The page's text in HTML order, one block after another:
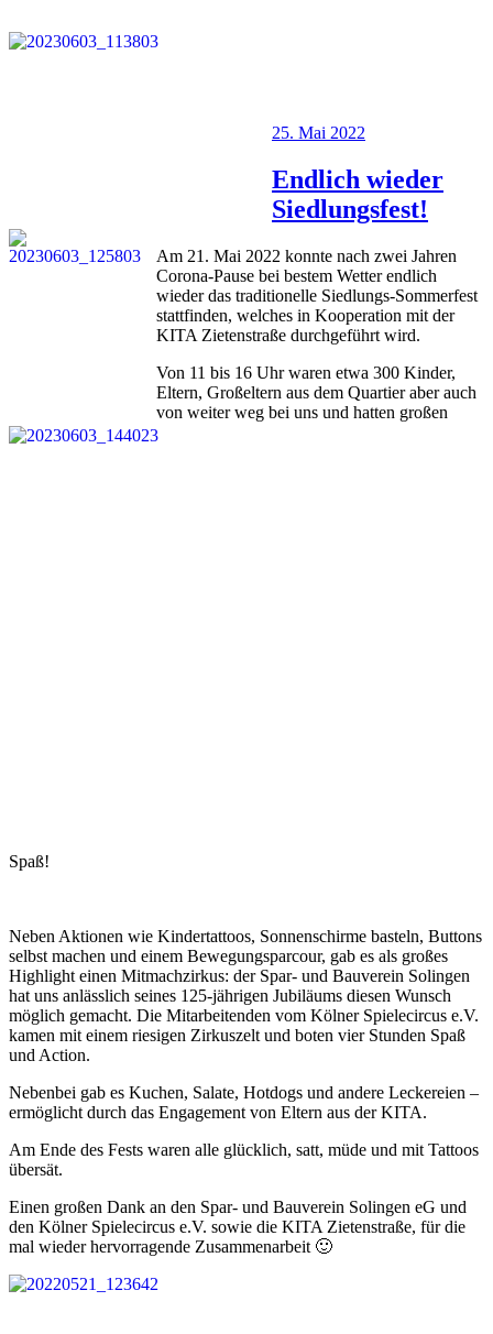
Veröffentlicht
25. Mai 2022
Endlich wieder
Siedlungsfest!
Am 21. Mai 2022 konnte nach zwei Jahren
Corona-Pause bei bestem Wetter endlich
wieder das traditionelle Siedlungs-Sommerfest
stattfinden, welches in Kooperation mit der
KITA Zietenstraße durchgeführt wird.
Von 11 bis 16 Uhr waren etwa 300 Kinder,
Eltern, Großeltern aus dem Quartier aber auch
von weiter weg bei uns und hatten großen
Spaß!
Neben Aktionen wie Kindertattoos, Sonnenschirme basteln, Buttons
selbst machen und einem Bewegungsparcour, gab es als großes
Highlight einen Mitmachzirkus: der Spar- und Bauverein Solingen
hat uns anlässlich seines 125-jährigen Jubiläums diesen Wunsch
möglich gemacht. Die Mitarbeitenden vom Kölner Spielecircus e.V.
kamen mit einem riesigen Zirkuszelt und boten vier Stunden Spaß
und Action.
Nebenbei gab es Kuchen, Salate, Hotdogs und andere Leckereien –
ermöglicht durch das Engagement von Eltern aus der KITA.
Am Ende des Fests waren alle glücklich, satt, müde und mit Tattoos
übersät.
Einen großen Dank an den Spar- und Bauverein Solingen eG und
den Kölner Spielecircus e.V. sowie die KITA Zietenstraße, für die
mal wieder hervorragende Zusammenarbeit 🙂